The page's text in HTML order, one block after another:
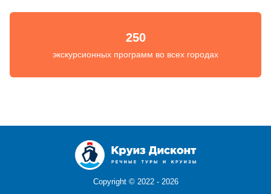
250
экскурсионных программ во всех городах
Copyright © 2022 - 2026